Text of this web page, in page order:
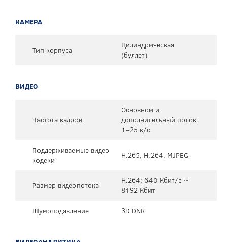
КАМЕРА
Тип корпуса
Цилиндрическая
(буллет)
ВИДЕО
Частота кадров
Основной и
дополнительный поток:
1–25 к/с
Поддерживаемые видео
кодеки
H.265, H.264, MJPEG
Размер видеопотока
H.264: 640 Кбит/с ~
8192 Кбит
Шумоподавление
3D DNR